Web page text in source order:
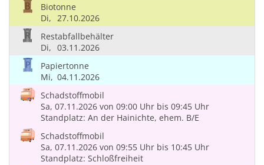
Biotonne
Di, 27.10.2026
Restabfallbehälter
Di, 03.11.2026
Papiertonne
Mi, 04.11.2026
Schadstoffmobil
Sa, 07.11.2026 von 09:00 Uhr bis 09:45 Uhr
Standplatz: An der Hainichte, ehem. B/E
Schadstoffmobil
Sa, 07.11.2026 von 09:55 Uhr bis 10:45 Uhr
Standplatz: Schloßfreiheit